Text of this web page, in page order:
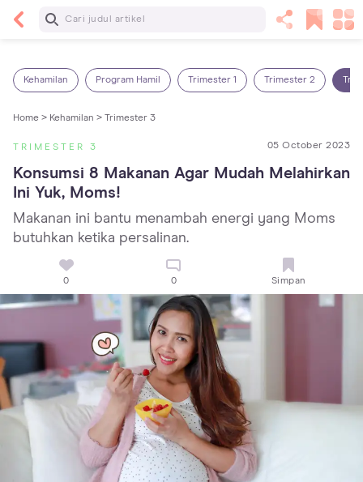
Baca Selanjutnya
Kehamilan Program Hamil Trimester 1 Trimester 2
Home > Kehamilan > Trimester 3
TRIMESTER 3 05 October 2023
Konsumsi 8 Makanan Agar Mudah Melahirkan
Ini Yuk, Moms!
Makanan ini bantu menambah energi yang Moms
butuhkan ketika persalinan.
0 0 Simpan